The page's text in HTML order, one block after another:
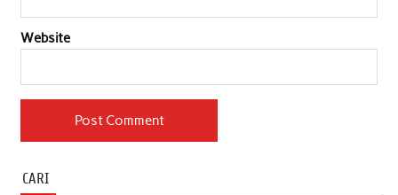
Website
CARI